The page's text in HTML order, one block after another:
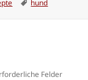
Schlagwörter
hund
Felder